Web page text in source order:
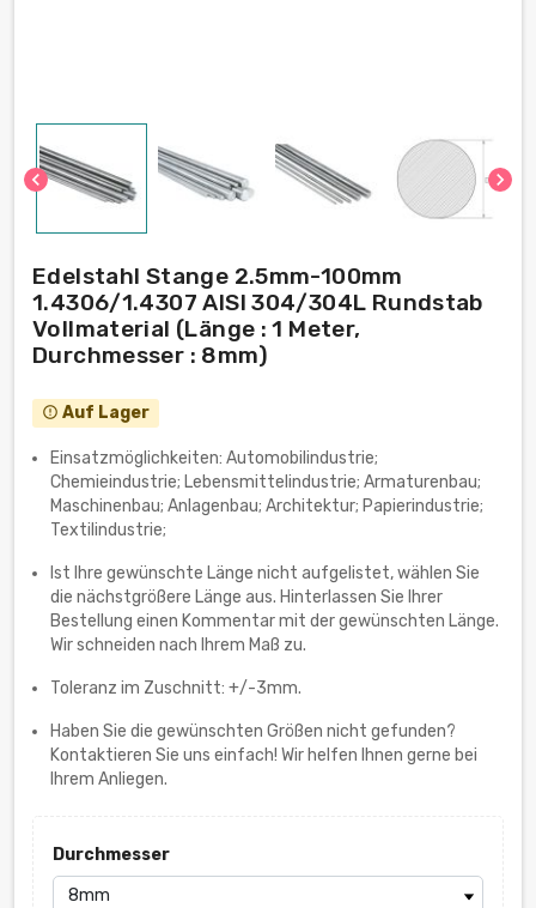
chevron_left chevron_right
Edelstahl Stange 2.5mm-100mm
1.4306/1.4307 AISI 304/304L Rundstab
Vollmaterial (Länge : 1 Meter,
Durchmesser : 8mm)
error_outline Auf Lager
Einsatzmöglichkeiten: Automobilindustrie;
Chemieindustrie; Lebensmittelindustrie; Armaturenbau;
Maschinenbau; Anlagenbau; Architektur; Papierindustrie;
Textilindustrie;
Ist Ihre gewünschte Länge nicht aufgelistet, wählen Sie
die nächstgrößere Länge aus. Hinterlassen Sie Ihrer
Bestellung einen Kommentar mit der gewünschten Länge.
Wir schneiden nach Ihrem Maß zu.
Toleranz im Zuschnitt: +/-3mm.
Haben Sie die gewünschten Größen nicht gefunden?
Kontaktieren Sie uns einfach! Wir helfen Ihnen gerne bei
Ihrem Anliegen.
Durchmesser